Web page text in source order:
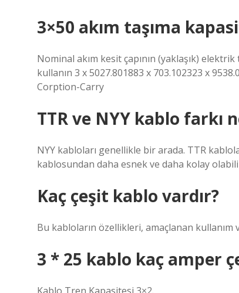
3×50 akım taşıma
Nominal akım kesit çapının (yaklaşık)
kullanın 3 x 5027.801883 x 703.102323 x
Corption-Carry
TTR ve NYY kablo farkı
NYY kabloları genellikle bir arada. TTR
kablosundan daha esnek ve daha kolay
Kaç çeşit kablo vardır?
Bu kabloların özellikleri, amaçlanan
3 * 25 kablo kaç amper